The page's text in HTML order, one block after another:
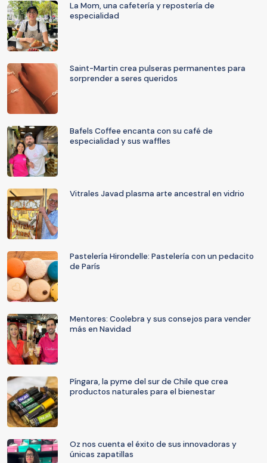
La Mom, una cafetería y repostería de
especialidad
Saint-Martin crea pulseras permanentes para
sorprender a seres queridos
Bafels Coffee encanta con su café de
especialidad y sus waffles
Vitrales Javad plasma arte ancestral en vidrio
Pastelería Hirondelle: Pastelería con un pedacito
de París
Mentores: Coolebra y sus consejos para vender
más en Navidad
Píngara, la pyme del sur de Chile que crea
productos naturales para el bienestar
Oz nos cuenta el éxito de sus innovadoras y
únicas zapatillas